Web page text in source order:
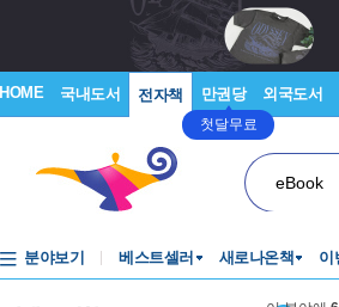
HOME 국내도서 전자책 만권당
첫달무료
외국도서
eBook
분야보기 베스트셀러 새로나온책 이